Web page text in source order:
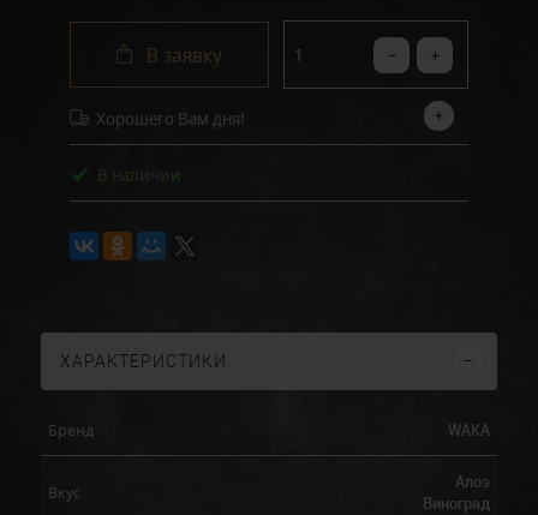
В заявку
Хорошего Вам дня!
В наличии
ХАРАКТЕРИСТИКИ
Бренд WAKA
Вкус
Алоэ
Виноград